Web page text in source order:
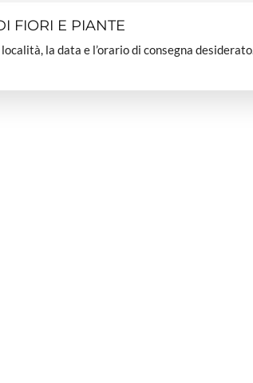
FIORI E PIANTE
la data e l’orario di consegna desiderato.